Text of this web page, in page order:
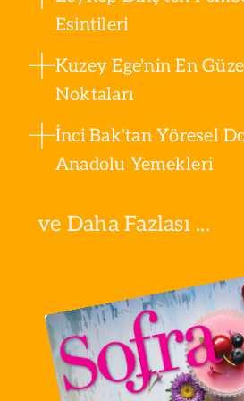
Esintileri
Kuzey Ege'nin En
Noktaları
İnci Bak'tan Yöresel
Anadolu Yemekleri
ve Daha Fazlası ...